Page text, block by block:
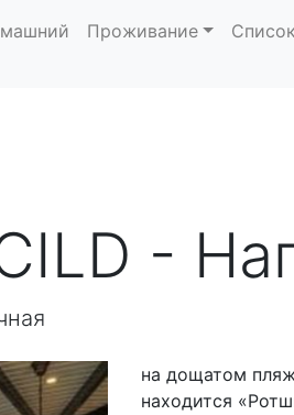
Проживание
-
на дощатом
находится